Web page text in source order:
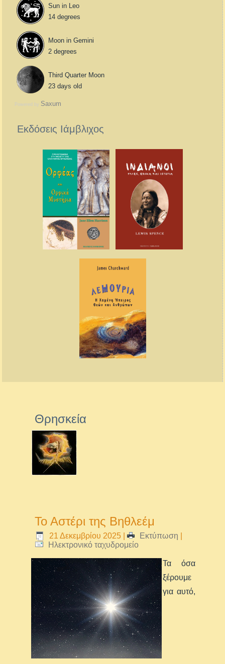
Sun in Leo
14 degrees
Moon in Gemini
2 degrees
Third Quarter Moon
23 days old
Powered by Saxum
Εκδόσεις Ιάμβλιχος
Θρησκεία
Το Αστέρι της Βηθλεέμ
21 Δεκεμβρίου 2025 | Εκτύπωση
Ηλεκτρονικό ταχυδρομείο
Τα όσα
ξέρουμε
για αυτό,